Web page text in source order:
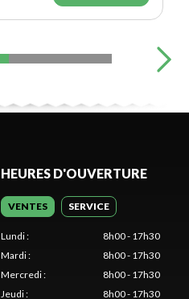
HEURES D'OUVERTURE
VENTES SERVICE
Lundi:
8h00 - 17h30
Mardi:
8h00 - 17h30
Mercredi:
8h00 - 17h30
Jeudi: 8h00 - 17h30